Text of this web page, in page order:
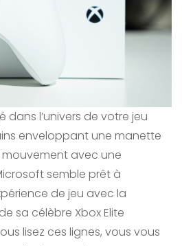
l’univers de votre jeu
enveloppant une manette
avec une
semble prêt à
de jeu avec la
sa célèbre Xbox Elite
lisez ces lignes, vous vous